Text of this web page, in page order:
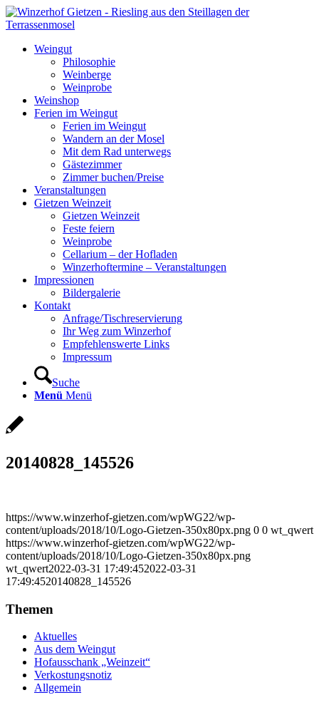
Weingut
Philosophie
Weinberge
Weinprobe
Weinshop
Ferien im Weingut
Ferien im Weingut
Wandern an der Mosel
Mit dem Rad unterwegs
Gästezimmer
Zimmer buchen/Preise
Veranstaltungen
Gietzen Weinzeit
Gietzen Weinzeit
Feste feiern
Weinprobe
Cellarium – der Hofladen
Winzerhoftermine – Veranstaltungen
Impressionen
Bildergalerie
Kontakt
Anfrage/Tischreservierung
Ihr Weg zum Winzerhof
Empfehlenswerte Links
Impressum
Suche
Menü Menü
20140828_145526
https://www.winzerhof-gietzen.com/wpWG22/wp-
content/uploads/2018/10/Logo-Gietzen-350x80px.png 0 0 wt_qwert
https://www.winzerhof-gietzen.com/wpWG22/wp-
content/uploads/2018/10/Logo-Gietzen-350x80px.png
wt_qwert2022-03-31 17:49:452022-03-31
17:49:4520140828_145526
Themen
Aktuelles
Aus dem Weingut
Hofausschank „Weinzeit“
Verkostungsnotiz
Allgemein